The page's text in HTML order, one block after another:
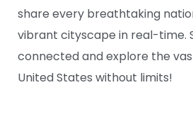
share every breathtaking
vibrant cityscape in real-time.
connected and explore the
United States without limits!